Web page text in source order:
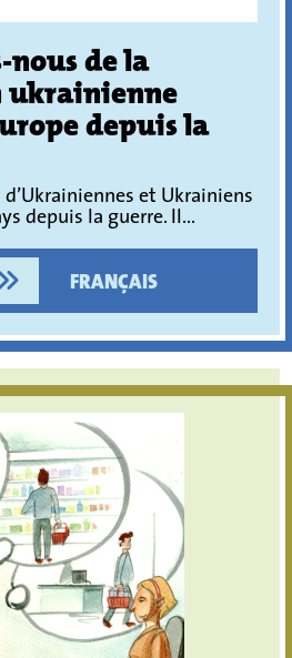
nous de la
depuis la
et Ukrainiens
depuis la guerre. Il...
FRANÇAIS